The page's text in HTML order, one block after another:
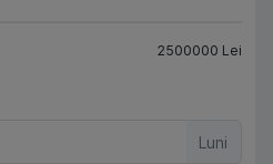
2500000 Lei
Luni